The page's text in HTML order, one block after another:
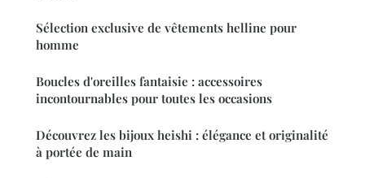
Sélection exclusive de vêtements helline pour
homme
Boucles d'oreilles fantaisie : accessoires
incontournables pour toutes les occasions
Découvrez les bijoux heishi : élégance et originalité
à portée de main